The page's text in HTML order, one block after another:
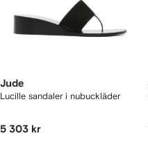
Jude
Lucille sandaler i nubuckläder
5 303 kr